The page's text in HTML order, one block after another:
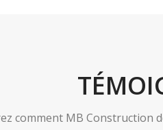
comment MB Construction